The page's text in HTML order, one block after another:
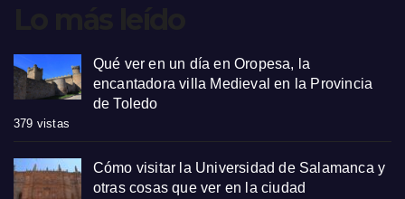
Qué ver en un día en Oropesa, la
encantadora villa Medieval en la Provincia
de Toledo
379 vistas
Cómo visitar la Universidad de Salamanca y
otras cosas que ver en la ciudad